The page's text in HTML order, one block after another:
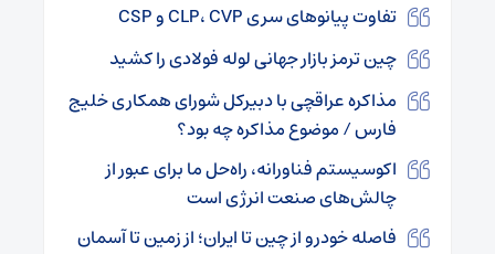
تفاوت پیانوهای سری‌ CLP، CVP و CSP
چین ترمز بازار جهانی لوله فولادی را کشید
مذاکره عراقچی با دبیرکل شورای همکاری خلیج
فارس / موضوع مذاکره چه بود؟
اکوسیستم فناورانه، راه‌حل ما برای عبور از
چالش‌های صنعت انرژی است
فاصله خودرو از چین تا ایران؛ از زمین تا آسمان